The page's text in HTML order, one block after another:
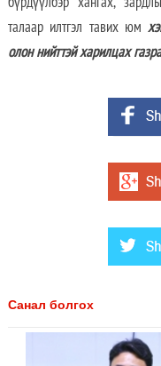
талаар илтгэл тавих юм
олон нийттэй харилцах
Санал болгох